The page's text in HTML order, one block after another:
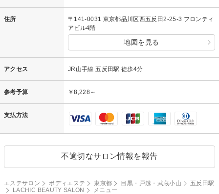
住所
〒141-0031 東京都品川区西五反田2-25-3 フロンティ
アビル4階
地図を見る
アクセス JR山手線 五反田駅 徒歩4分
参考予算 ￥8,228～
支払方法
不適切なサロン情報を報告
エステサロン ボディエステ 東京都 目黒・戸越・武蔵小山
五反田駅
LACHIC BEAUTY SALON
メニュー